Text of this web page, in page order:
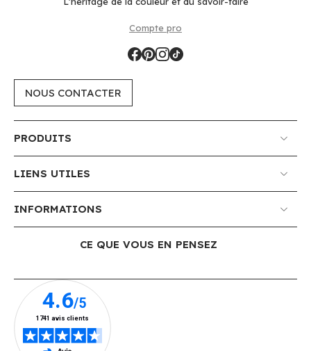
Compte pro
NOUS CONTACTER
PRODUITS
LIENS UTILES
INFORMATIONS
CE QUE VOUS EN PENSEZ